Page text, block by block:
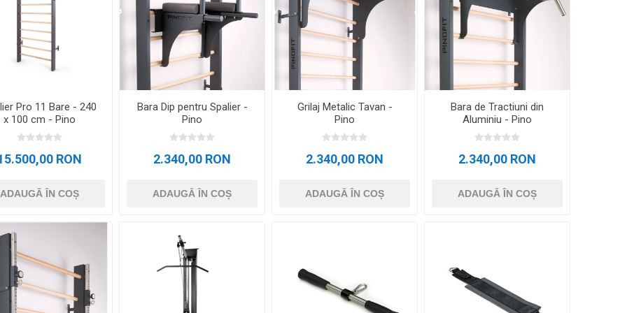
ADVANCE – 5CM X
ÎN PERFORMANȚA
L-CARNITINA
MINGI FITNESS SI YOGA
CROSSFIT AND FITNESS ACCESORII ANTRENAMENT
GARDURI ANTRENAMENT
SCARITE ANTRENAMENT
COMPRESIE
CRYON X PRO
REBOOTS
ALTE APARATE CRYO
Icebein™ cryo
RECOSPORT
PENTRU ECHIPE
Pro 11 Bare - 240
x 100 cm - Pino
RON
ADAUGĂ ÎN COȘ
Bara Dip pentru Spalier -
Pino
2.340,00 RON
ADAUGĂ ÎN COȘ
Grilaj Metalic Tavan -
Pino
2.340,00 RON
ADAUGĂ ÎN COȘ
Bara de Tractiuni din
Aluminiu - Pino
2.340,00 RON
ADAUGĂ ÎN COȘ